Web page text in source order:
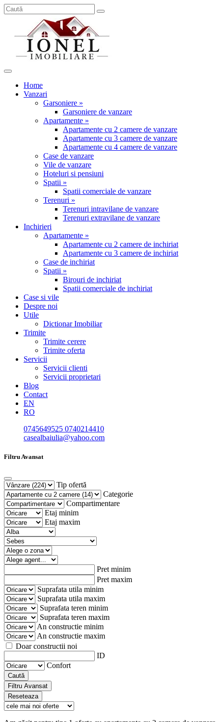
Home
Vanzari
Garsoniere »
Garsoniere de vanzare
Apartamente »
Apartamente cu 2 camere de vanzare
Apartamente cu 3 camere de vanzare
Apartamente cu 4 camere de vanzare
Case de vanzare
Vile de vanzare
Hoteluri si pensiuni
Spatii »
Spatii comerciale de vanzare
Terenuri »
Terenuri intravilane de vanzare
Terenuri extravilane de vanzare
Inchirieri
Apartamente »
Apartamente cu 2 camere de inchiriat
Apartamente cu 3 camere de inchiriat
Case de inchiriat
Spatii »
Birouri de inchiriat
Spatii comerciale de inchiriat
Case si vile
Despre noi
Utile
Dictionar Imobiliar
Trimite
Trimite cerere
Trimite oferta
Servicii
Servicii clienti
Servicii proprietari
Blog
Contact
EN
RO
0745649525 0740214410
casealbaiulia@yahoo.com
Filtru Avansat
Tip ofertă
Categorie
Compartimentare
Etaj minim
Etaj maxim
Pret minim
Pret maxim
Suprafata utila minim
Suprafata utila maxim
Suprafata teren minim
Suprafata teren maxim
An constructie minim
An constructie maxim
Doar constructii noi
ID
Confort
Caută
Filtru Avansat
Reseteaza